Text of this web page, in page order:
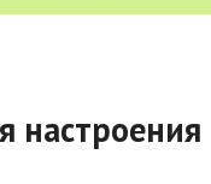
настроения